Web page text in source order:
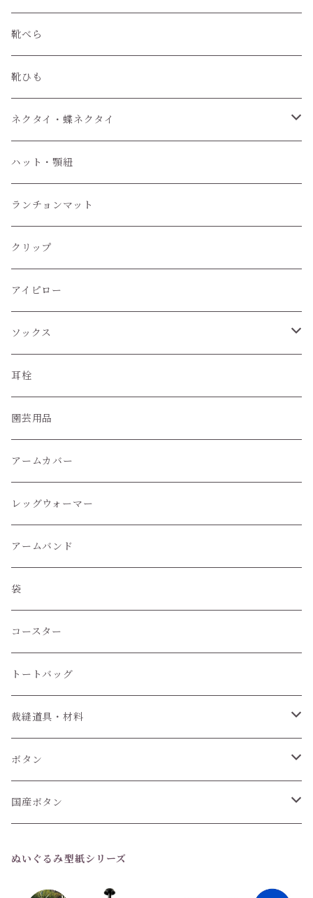
靴べら
靴ひも
ネクタイ・蝶ネクタイ
ワンタッチネクタイ
蝶ネクタイ
ハット・顎紐
ランチョンマット
クリップ
アイピロー
ソックス
ハイソックス
クルー丈ソックス
くるぶし丈ソックス
耳栓
園芸用品
アームカバー
レッグウォーマー
アームバンド
袋
コースター
トートバッグ
裁縫道具・材料
紐
ボタン
6個セット
国産ボタン
1個(バラ売り)
ぬいぐるみ型紙シリーズ